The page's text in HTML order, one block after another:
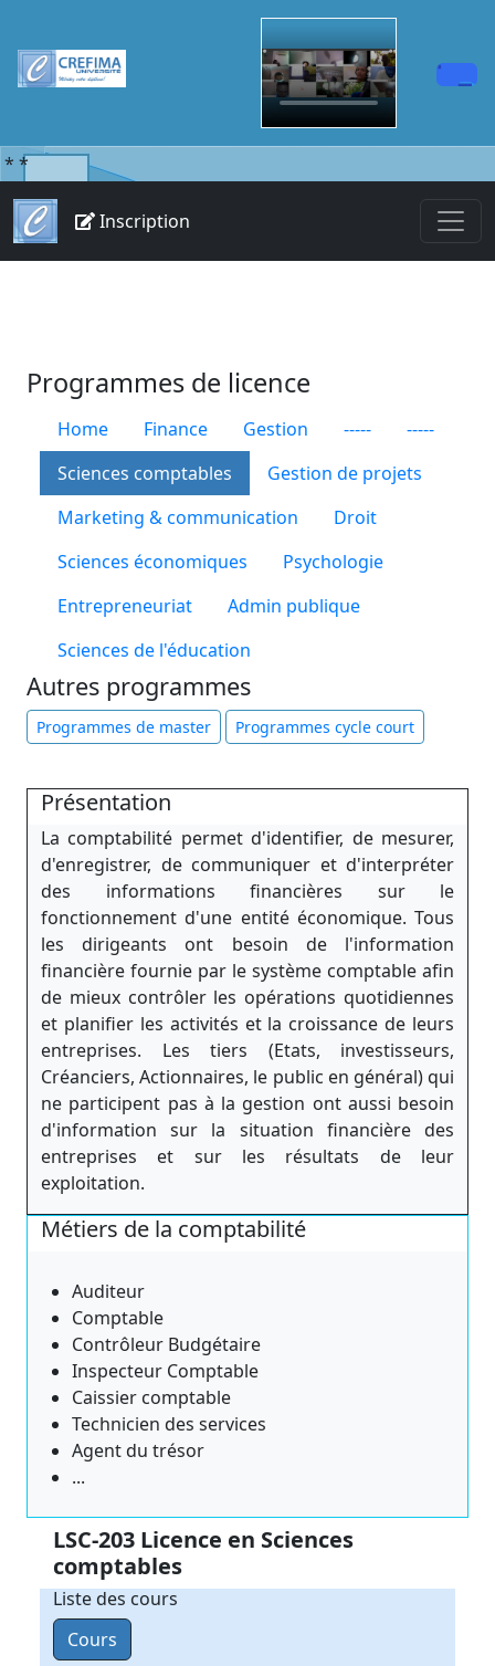
* *
Inscription
Programmes de licence
Home Finance Gestion -----
-----
Sciences comptables
Gestion de projets
Marketing & communication
Droit
Sciences économiques
Psychologie
Entrepreneuriat
Admin publique
Sciences de l'éducation
Autres programmes
Programmes de master Programmes cycle court
Présentation
La comptabilité permet d'identifier, de mesurer,
d'enregistrer, de communiquer et d'interpréter
des informations financières sur le
fonctionnement d'une entité économique. Tous
les dirigeants ont besoin de l'information
financière fournie par le système comptable afin
de mieux contrôler les opérations quotidiennes
et planifier les activités et la croissance de leurs
entreprises. Les tiers (Etats, investisseurs,
Créanciers, Actionnaires, le public en général) qui
ne participent pas à la gestion ont aussi besoin
d'information sur la situation financière des
entreprises et sur les résultats de leur
exploitation.
Métiers de la comptabilité
Auditeur
Comptable
Contrôleur Budgétaire
Inspecteur Comptable
Caissier comptable
Technicien des services
Agent du trésor
...
LSC-203 Licence en Sciences
comptables
Liste des cours
Cours